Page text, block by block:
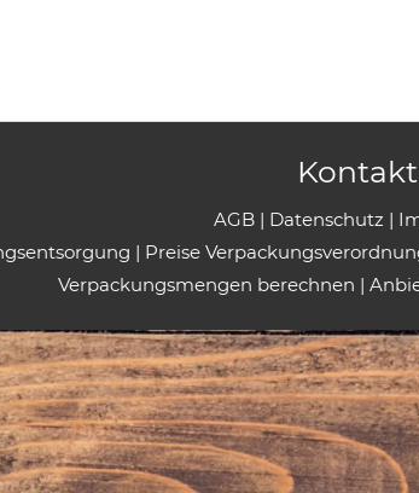
Kontakt
AGB | Datenschutz |
| Preise
Verpackungsmengen berechnen |